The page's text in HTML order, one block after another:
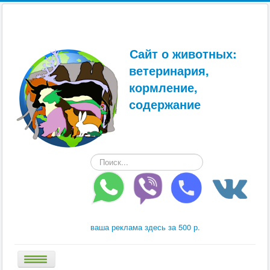
Сайт о животных:
ветеринария,
кормление,
содержание
Искать...
ваша реклама здесь за 500 р.